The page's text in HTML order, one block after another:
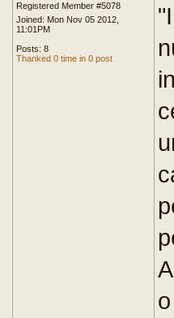
Registered Member #5078
Joined: Mon Nov 05 2012,
11:01PM
Posts: 8
Thanked 0 time in 0 post